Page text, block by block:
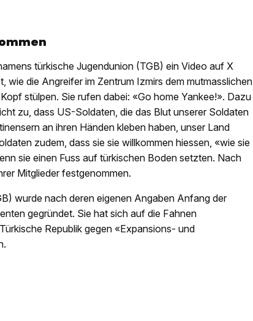
türkische Jugendunion (TGB) ein Video auf X
wie die Angreifer im Zentrum Izmirs dem mutmasslichen
stülpen. Sie rufen dabei: «Go home Yankee!». Dazu
zu, dass US-Soldaten, die das Blut unserer Soldaten
an ihren Händen kleben haben, unser Land
zudem, dass sie sie willkommen hiessen, «wie sie
sie einen Fuss auf türkischen Boden setzten. Nach
Mitglieder festgenommen.
wurde nach deren eigenen Angaben Anfang der
gegründet. Sie hat sich auf die Fahnen
Republik gegen «Expansions- und